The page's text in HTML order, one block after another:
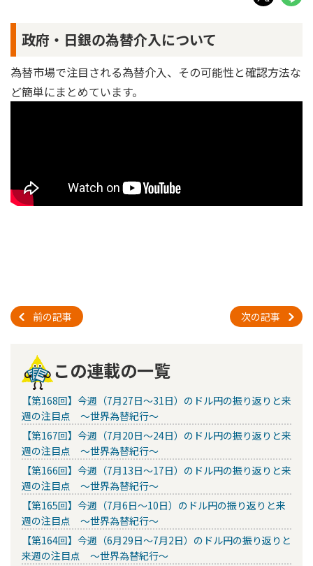
政府・日銀の為替介入について
為替市場で注目される為替介入、その可能性と確認方法な
ど簡単にまとめています。
前の記事 次の記事
この連載の一覧
【第168回】今週（7月27日～31日）のドル円の振り返りと来
週の注目点 ～世界為替紀行～
【第167回】今週（7月20日～24日）のドル円の振り返りと来
週の注目点 ～世界為替紀行～
【第166回】今週（7月13日～17日）のドル円の振り返りと来
週の注目点 ～世界為替紀行～
【第165回】今週（7月6日～10日）のドル円の振り返りと来
週の注目点 ～世界為替紀行～
【第164回】今週（6月29日～7月2日）のドル円の振り返りと
来週の注目点 ～世界為替紀行～